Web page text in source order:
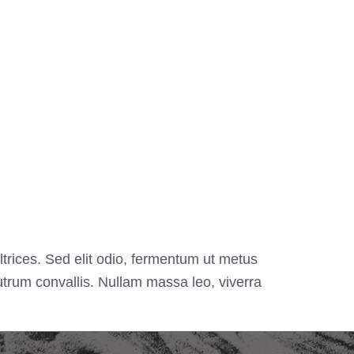
Sed elit odio, fermentum ut metus
convallis. Nullam massa leo, viverra